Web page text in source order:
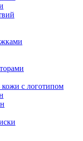
с логотипом